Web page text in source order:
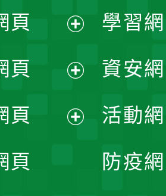
單
選
單
開
選
單
頁
開
選
頁
開
頁
頁
學習
資安
活動
防疫